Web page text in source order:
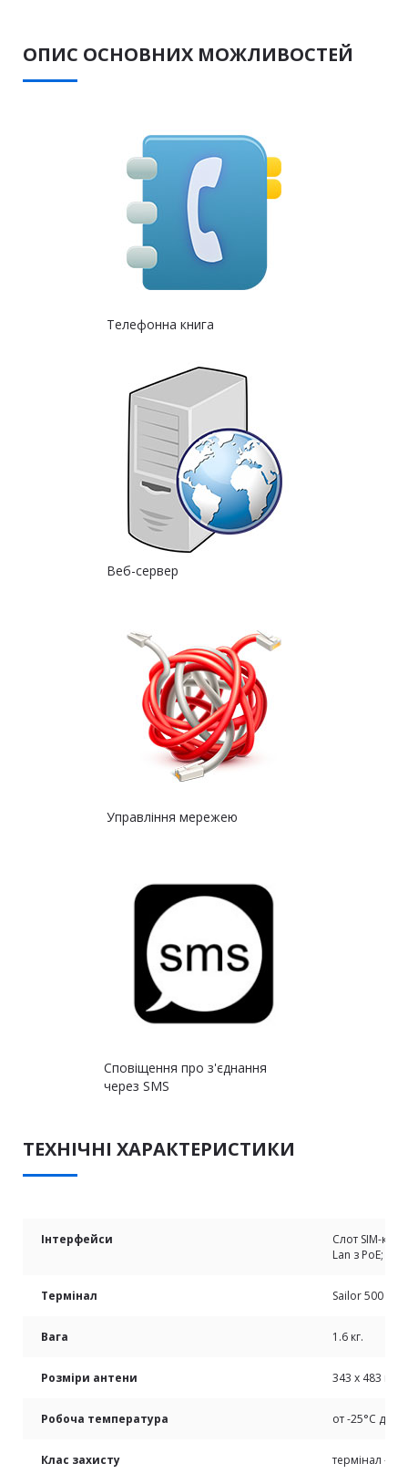
ОПИС ОСНОВНИХ МОЖЛИВОСТЕЙ
Телефонна книга
Веб-сервер
Управління мережею
Сповіщення про з'єднання
через SMS
ТЕХНІЧНІ ХАРАКТЕРИСТИКИ
Інтерфейси
Слот SIM-
Lan з PoE; 5
Термінал Sailor 500
Вага 1.6 кг.
Розміри антени 343 x 483 мм
Робоча температура от -25°C до
Клас захисту термінал – IP